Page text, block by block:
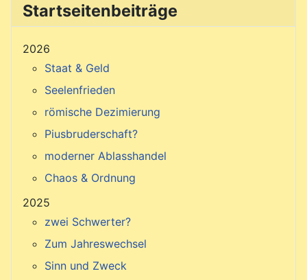
Startseitenbeiträge
2026
Staat & Geld
Seelenfrieden
römische Dezimierung
Piusbruderschaft?
moderner Ablasshandel
Chaos & Ordnung
2025
zwei Schwerter?
Zum Jahreswechsel
Sinn und Zweck